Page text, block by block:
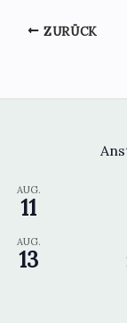
ZURÜCK
AUG.
11
AUG.
13